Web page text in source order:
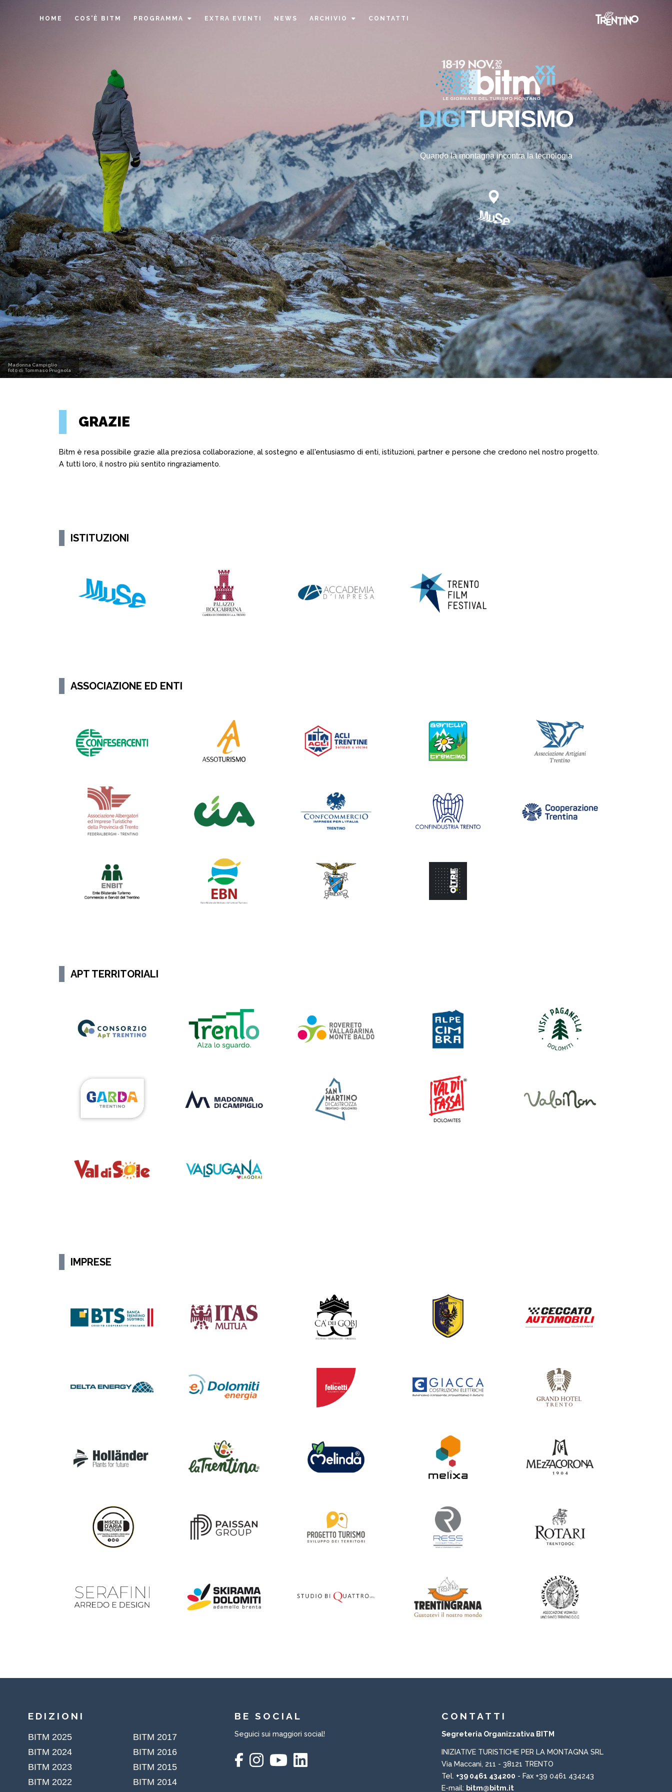
HOME COS'È BITM PROGRAMMA EXTRA EVENTI NEWS ARCHIVIO CONTATTI
Madonna Campiglio
foto di Tommaso Prugnola
DIGITURISMO
Quando la montagna incontra la tecnologia
GRAZIE
Bitm è resa possibile grazie alla preziosa collaborazione, al sostegno e all'entusiasmo di enti, istituzioni, partner e persone che credono nel nostro progetto.
A tutti loro, il nostro più sentito ringraziamento.
ISTITUZIONI
ASSOCIAZIONE ED ENTI
APT TERRITORIALI
IMPRESE
EDIZIONI BE SOCIAL
Seguici sui maggiori social!
CONTATTI
Segreteria Organizzativa BITM
INIZIATIVE TURISTICHE PER LA MONTAGNA SRL
Via Maccani, 211 - 38121 TRENTO
Tel. +39 0461 434200 - Fax +39 0461 434243
E-mail: bitm@bitm.it